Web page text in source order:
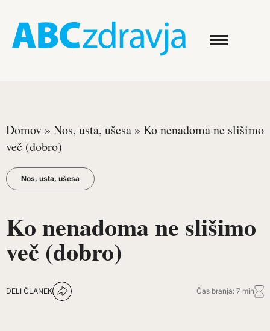
Domov » Nos, usta, ušesa » Ko nenadoma ne slišimo
več (dobro)
Nos, usta, ušesa
Ko nenadoma ne slišimo
več (dobro)
DELI ČLANEK Čas branja: 7 min